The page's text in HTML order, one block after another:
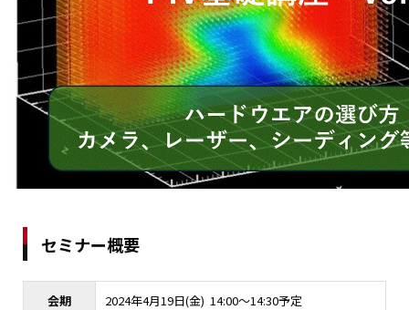
セミナー概要
会期 2024年4月19日(金) 14:00～14:30予定